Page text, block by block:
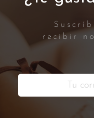
recibir